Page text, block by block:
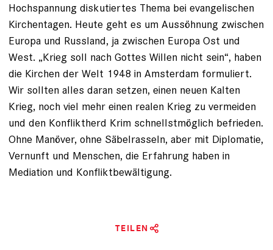
Hochspannung diskutiertes Thema bei evangelischen
Kirchen­tagen. Heute geht es um Aus­söhnung zwischen
Europa und Russland, ja zwischen Europa Ost und
West. „Krieg soll nach Gottes Willen nicht sein“, haben
die Kirchen der Welt 1948 in Amsterdam formuliert.
Wir sollten alles daran setzen, einen neuen Kalten
Krieg, noch viel mehr einen realen Krieg zu vermeiden
und den Konfliktherd Krim schnellstmöglich befrieden.
Ohne Manöver, ohne Säbelrasseln, aber mit ­Diplomatie,
Vernunft und Menschen, die Erfahrung haben in
Mediation und Konfliktbewältigung.
TEILEN